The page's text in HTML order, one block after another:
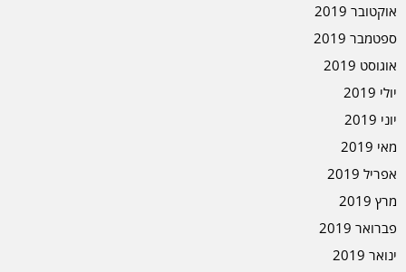
אוקטובר 2019
ספטמבר 2019
אוגוסט 2019
יולי 2019
יוני 2019
מאי 2019
אפריל 2019
מרץ 2019
פברואר 2019
ינואר 2019